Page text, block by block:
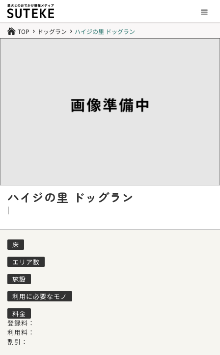
 TOP 5 ドッグラン 5 ハイジの里 ドッグラン
ハイジの里 ドッグラン
|
床
エリア数
施設
利用に必要なモノ
料金
登録料：
利用料：
割引：